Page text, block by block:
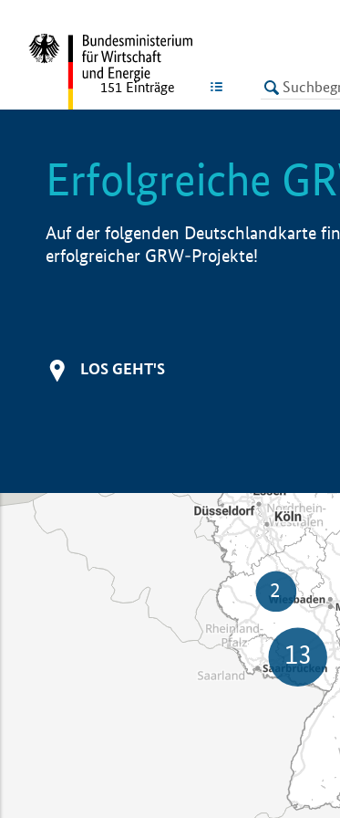
LISTE
151 Einträge
Erfolgreiche
Auf der folgenden Deutschlandkarte
erfolgreicher GRW-Projekte!
LOS GEHT'S